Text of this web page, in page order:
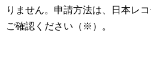
りません。申請方法は、日本レ
ご確認ください（※）。